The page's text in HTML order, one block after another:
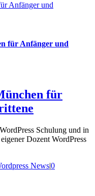
Anfänger und
für Anfänger und
für
Schulung und in
Dozent WordPress
News|0